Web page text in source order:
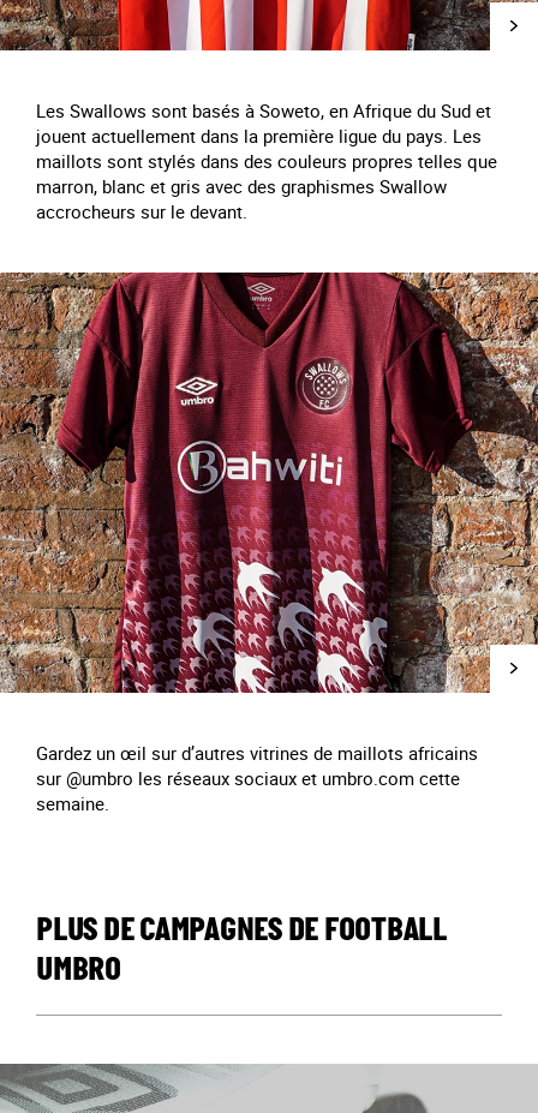
Les Swallows sont basés à Soweto, en Afrique du Sud et
jouent actuellement dans la première ligue du pays. Les
maillots sont stylés dans des couleurs propres telles que
marron, blanc et gris avec des graphismes Swallow
accrocheurs sur le devant.
Gardez un œil sur d’autres vitrines de maillots africains
sur @umbro les réseaux sociaux et umbro.com cette
semaine.
PLUS DE CAMPAGNES DE FOOTBALL
UMBRO